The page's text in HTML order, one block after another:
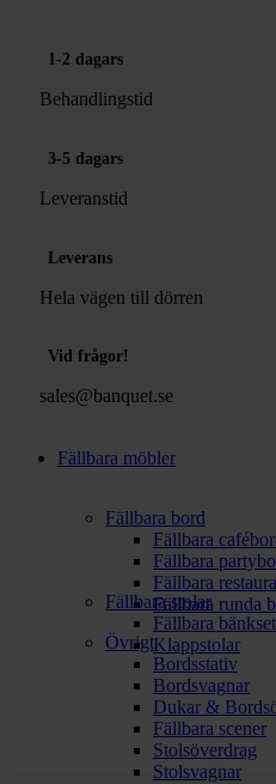
1-2 dagars
Behandlingstid
3-5 dagars
Leveranstid
Leverans
Hela vägen till dörren
Vid frågor!
sales@banquet.se
Fällbara möbler
Fällbara bord
Fällbara
Fällbara
Fällbara
Fällbara runda
Fällbara stolar
Fällbara bänkset
Klappstolar
Övrigt
Bordsstativ
Bordsvagnar
Dukar &
Fällbara scener
Stolsöverdrag
Stolsvagnar